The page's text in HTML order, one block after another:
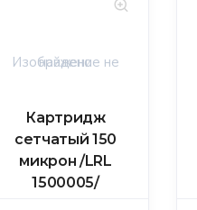
Картридж
сетчатый 150
микрон /LRL
1500005/